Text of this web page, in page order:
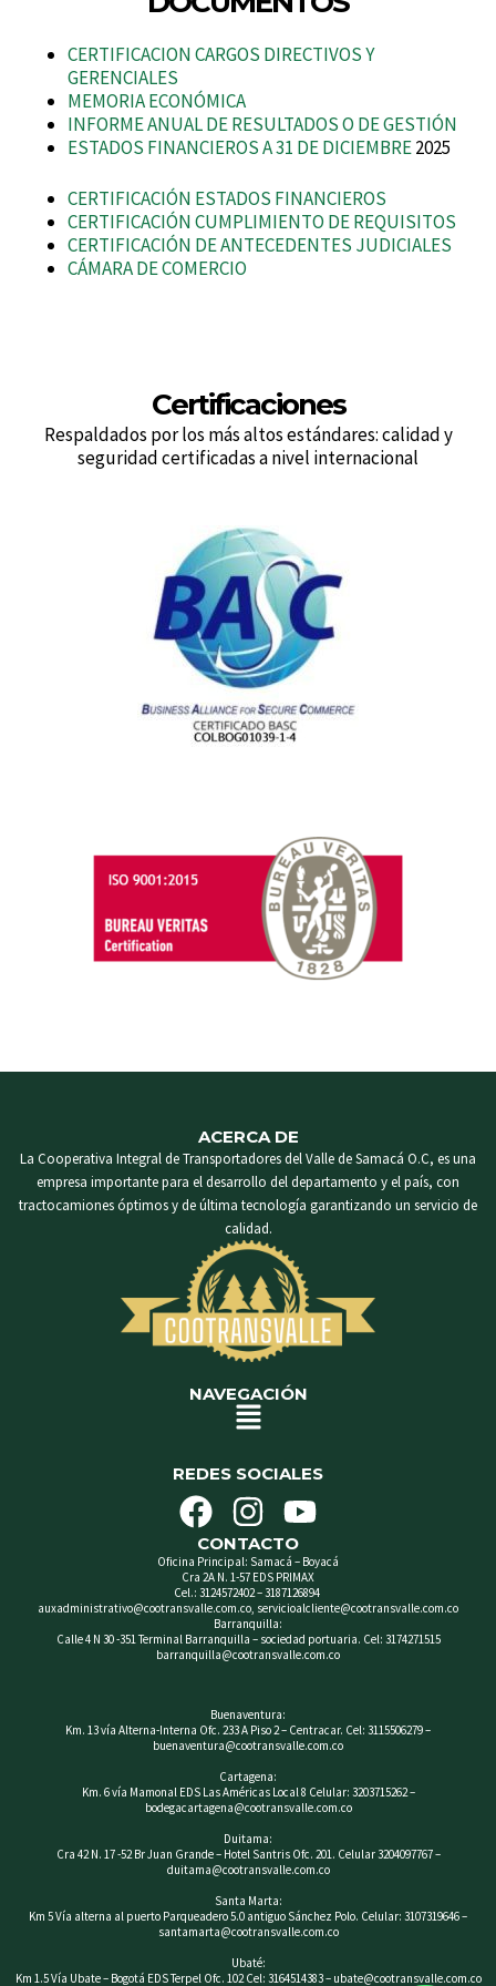
CERTIFICACION CARGOS DIRECTIVOS Y
GERENCIALES
MEMORIA ECONÓMICA
INFORME ANUAL DE RESULTADOS O DE GESTIÓN
ESTADOS FINANCIEROS A 31 DE DICIEMBRE2025
CERTIFICACIÓN ESTADOS FINANCIEROS
CERTIFICACIÓN CUMPLIMIENTO DE REQUISITOS
CERTIFICACIÓN DE ANTECEDENTES JUDICIALES
CÁMARA DE COMERCIO
Certificaciones
Respaldados por los más altos estándares: calidad y
seguridad certificadas a nivel internacional
ACERCA DE
La Cooperativa Integral de Transportadores del Valle de Samacá O.C, es una
empresa importante para el desarrollo del departamento y el país, con
tractocamiones óptimos y de última tecnología garantizando un servicio de
calidad.
NAVEGACIÓN
Menú
REDES SOCIALES
F
a
c
e
b
o
o
k
I
n
s
t
a
g
a
m
Y
o
u
t
u
b
CONTACTO
Oficina Principal: Samacá – Boyacá
Cra 2A N. 1-57 EDS PRIMAX
Cel.: 3124572402 – 3187126894
auxadministrativo@cootransvalle.com.co, servicioalcliente@cootransvalle.com.co
Barranquilla:
Calle 4 N 30 -351 Terminal Barranquilla – sociedad portuaria. Cel: 3174271515
barranquilla@cootransvalle.com.co
Buenaventura:
Km. 13 vía Alterna-Interna Ofc. 233 A Piso 2 – Centracar. Cel: 3115506279 –
buenaventura@cootransvalle.com.co
Cartagena:
Km. 6 vía Mamonal EDS Las Américas Local 8 Celular: 3203715262 –
bodegacartagena@cootransvalle.com.co
Duitama:
Cra 42 N. 17 -52 Br Juan Grande – Hotel Santris Ofc. 201. Celular 3204097767 –
duitama@cootransvalle.com.co
Santa Marta:
Km 5 Vía alterna al puerto Parqueadero 5.0 antiguo Sánchez Polo. Celular: 3107319646 –
santamarta@cootransvalle.com.co
Ubaté:
Km 1.5 Vía Ubate – Bogotá EDS Terpel Ofc. 102 Cel: 3164514383 – ubate@cootransvalle.com.co